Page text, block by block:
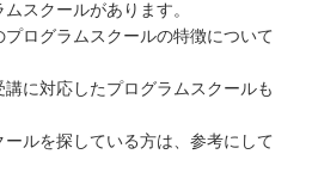
ムに沿って効率良く学べる
リオも制作できる
で学ぶ際の注意点
スクールがあります。
ログラムスクールの特徴について
に対応したプログラムスクールも
ルを探している方は、参考にして